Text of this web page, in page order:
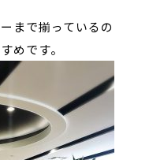
まで揃っているの
めです。